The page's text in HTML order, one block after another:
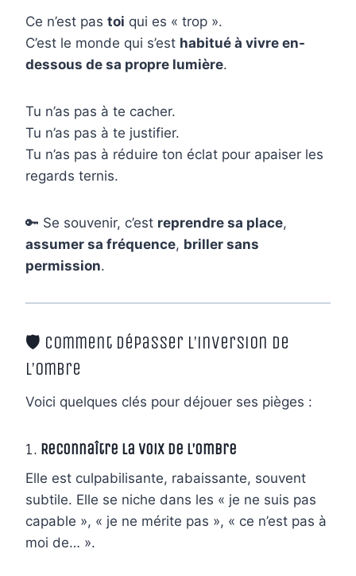
Ce n’est pas toi qui es « trop ».
C’est le monde qui s’est habitué à vivre en-
dessous de sa propre lumière.
Tu n’as pas à te cacher.
Tu n’as pas à te justifier.
Tu n’as pas à réduire ton éclat pour apaiser les
regards ternis.
🔑 Se souvenir, c’est reprendre sa place,
assumer sa fréquence, briller sans
permission.
🛡️ Comment dépasser l’inversion de
l’ombre
Voici quelques clés pour déjouer ses pièges :
1. Reconnaître la voix de l’ombre
Elle est culpabilisante, rabaissante, souvent
subtile. Elle se niche dans les « je ne suis pas
capable », « je ne mérite pas », « ce n’est pas à
moi de… ».